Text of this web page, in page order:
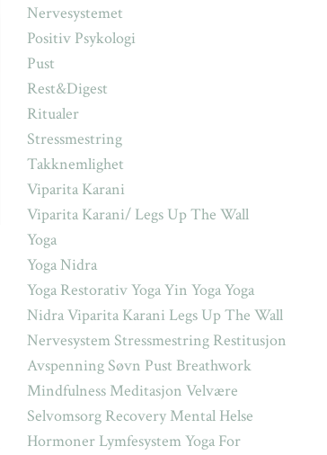
Nervesystemet
Positiv Psykologi
Pust
Rest&digest
Ritualer
Stressmestring
Takknemlighet
Viparita Karani
Viparita Karani/ Legs Up The Wall
Yoga
Yoga Nidra
Yoga Restorativ Yoga Yin Yoga Yoga
Nidra Viparita Karani Legs Up The Wall
Nervesystem Stressmestring Restitusjon
Avspenning Søvn Pust Breathwork
Mindfulness Meditasjon Velvære
Selvomsorg Recovery Mental Helse
Hormoner Lymfesystem Yoga For